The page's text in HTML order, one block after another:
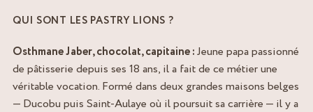
QUI SONT LES PASTRY LIONS ?
Osthmane Jaber, chocolat, capitaine :Jeune papa passionné
de pâtisserie depuis ses 18 ans, il a fait de ce métier une
véritable vocation. Formé dans deux grandes maisons belges
— Ducobu puis Saint‑Aulaye où il poursuit sa carrière — il y a